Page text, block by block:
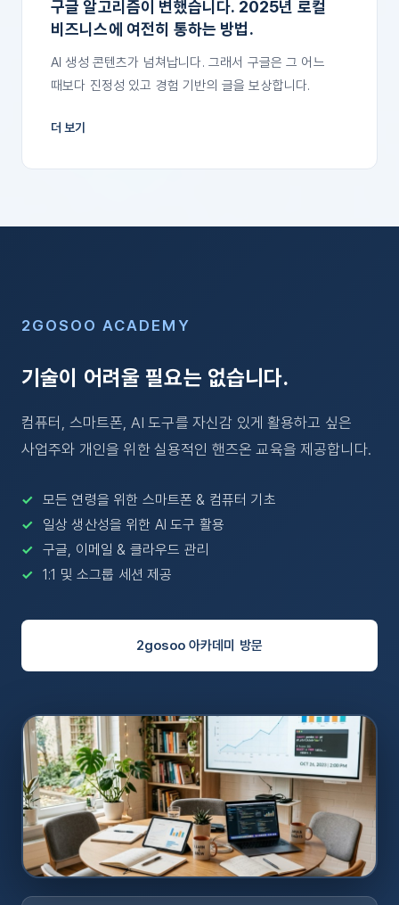
구글 알고리즘이 변했습니다. 2025년 로컬
비즈니스에 여전히 통하는 방법.
AI 생성 콘텐츠가 넘쳐납니다. 그래서 구글은 그 어느
때보다 진정성 있고 경험 기반의 글을 보상합니다.
더 보기
2GOSOO ACADEMY
기술이 어려울 필요는 없습니다.
컴퓨터, 스마트폰, AI 도구를 자신감 있게 활용하고 싶은
사업주와 개인을 위한 실용적인 핸즈온 교육을 제공합니다.
모든 연령을 위한 스마트폰 & 컴퓨터 기초
일상 생산성을 위한 AI 도구 활용
구글, 이메일 & 클라우드 관리
1:1 및 소그룹 세션 제공
2gosoo 아카데미 방문